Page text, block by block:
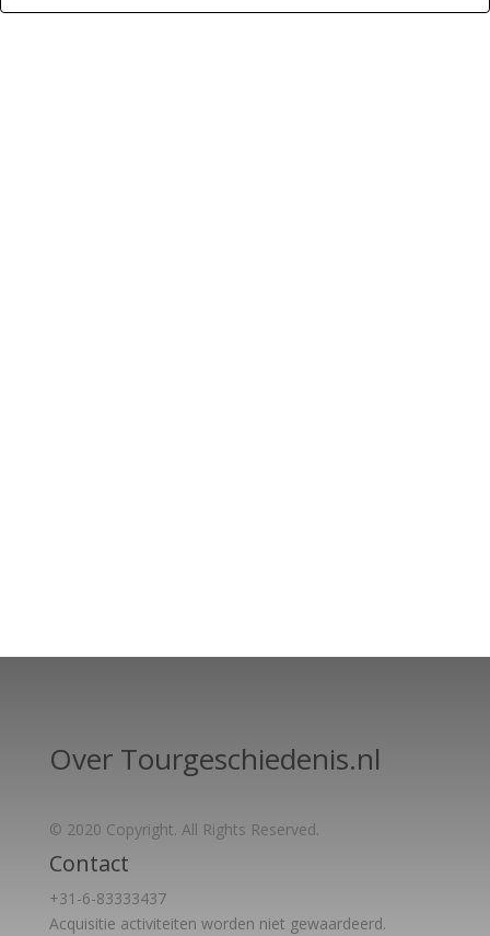
Over Tourgeschiedenis.nl
© 2020 Copyright. All Rights Reserved.
Contact
+31-6-83333437
Acquisitie activiteiten worden niet gewaardeerd.